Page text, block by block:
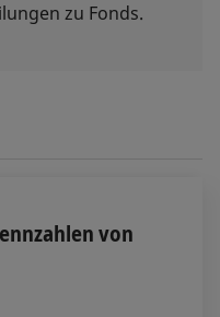
zu Fonds.
von